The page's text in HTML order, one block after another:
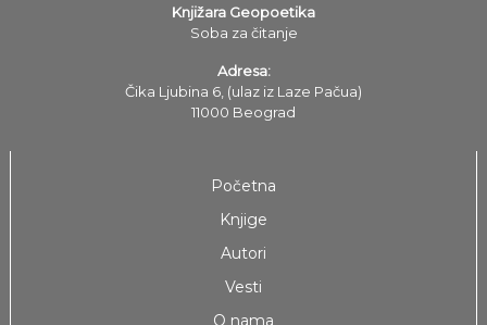
Knjižara Geopoetika
Soba za čitanje
Adresa:
Čika Ljubina 6, (ulaz iz Laze Pačua)
11000 Beograd
Početna
Knjige
Autori
Vesti
O nama